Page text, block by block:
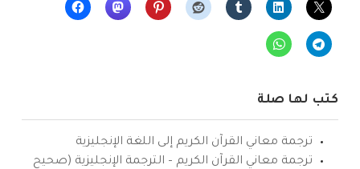
كتب لها صلة
ترجمة معاني القرآن الكريم إلى اللغة الإنجليزية
ترجمة معاني القرآن الكريم – الترجمة الإنجليزية (صحيح